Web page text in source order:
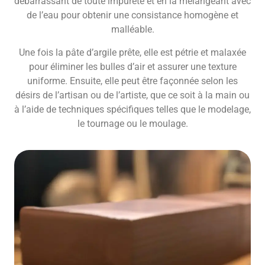
de l’eau pour obtenir une consistance homogène et
malléable.
Une fois la pâte d’argile prête, elle est pétrie et malaxée
pour éliminer les bulles d’air et assurer une texture
uniforme. Ensuite, elle peut être façonnée selon les
désirs de l’artisan ou de l’artiste, que ce soit à la main ou
à l’aide de techniques spécifiques telles que le modelage,
le tournage ou le moulage.